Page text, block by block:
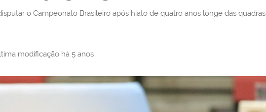
modificação há 5 anos
o Campeonato Brasileiro após hiato de quatro anos longe das quadras